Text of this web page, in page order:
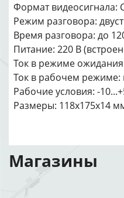
Формат видеосигнала:
Режим разговора:
Время разговора: до
Питание: 220 В
Ток в режиме
Ток в рабочем режиме:
Рабочие условия: -
Размеры: 118x175x14
Магазины